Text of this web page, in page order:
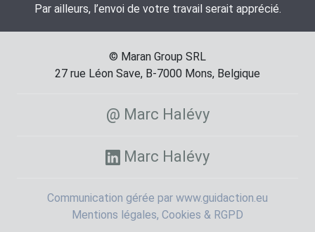
Par ailleurs, l’envoi de votre travail serait apprécié.
© Maran Group SRL
27 rue Léon Save, B-7000 Mons, Belgique
@ Marc Halévy
Marc Halévy
Communication gérée par www.guidaction.eu
Mentions légales, Cookies & RGPD